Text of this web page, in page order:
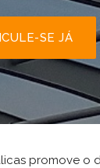
SE JÁ
promove